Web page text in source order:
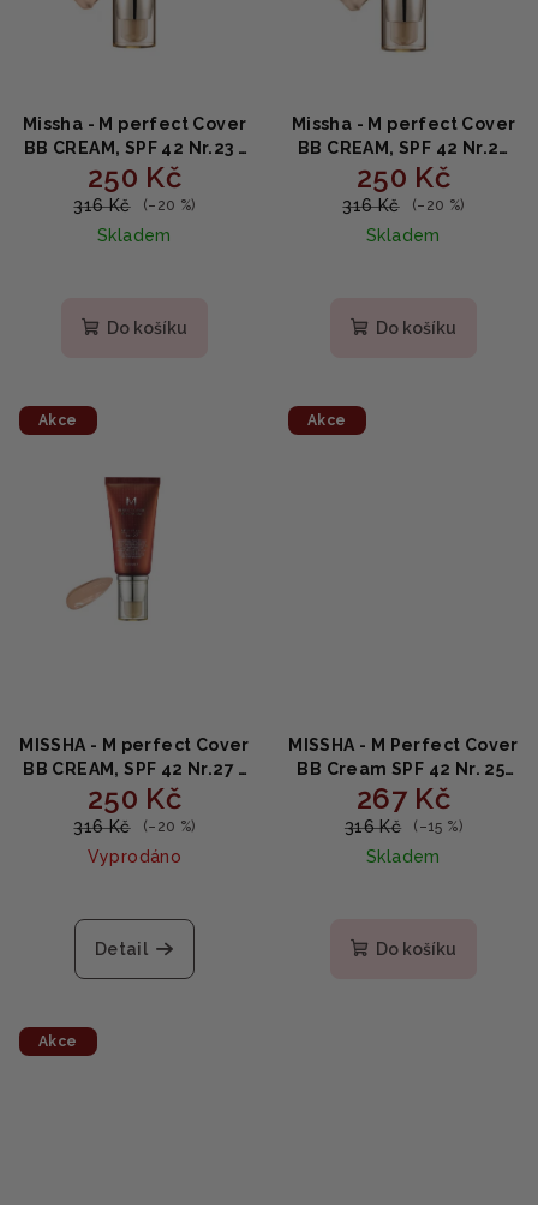
Missha - M perfect Cover
BB CREAM, SPF 42 Nr.23 -
Natural Beige - Krycí
hydratační krém s SPF42
250 Kč
316 Kč (–20 %)
Skladem
produktu
Do košíku
Missha - M perfect Cover
BB CREAM, SPF 42 Nr.21
Light Beige - Krycí
hydratační krém s SPF42
250 Kč
316 Kč (–20 %)
Skladem
Do košíku
Akce
MISSHA - M perfect Cover
BB CREAM, SPF 42 Nr.27 -
Honey Beige - Krycí
hydratační krém s SPF42
250 Kč
316 Kč (–20 %)
Vyprodáno
Detail
Akce
MISSHA - M Perfect Cover
BB Cream SPF 42 Nr. 25,
Warm Beige - Krycí
hydratační krém s SPF42
267 Kč
316 Kč (–15 %)
Skladem
Do košíku
Akce